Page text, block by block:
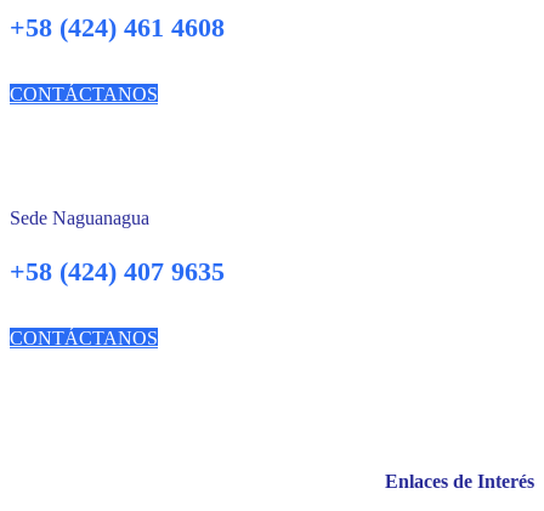
+58 (424) 461 4608
CONTÁCTANOS
Sede Naguanagua
+58 (424) 407 9635
CONTÁCTANOS
Enlaces de Interés